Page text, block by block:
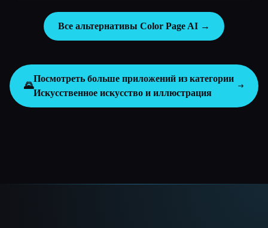
Все альтернативы Color Page AI →
🌄
Посмотреть больше приложений из категории
Искусственное искусство и иллюстрация